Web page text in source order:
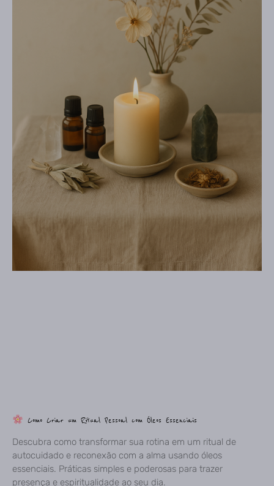
Como Criar um Ritual Pessoal com Óleos Essenciais
Descubra como transformar sua rotina em um ritual de
autocuidado e reconexão com a alma usando óleos
essenciais. Práticas simples e poderosas para trazer
presença e espiritualidade ao seu dia.